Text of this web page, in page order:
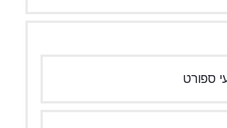
ספורט